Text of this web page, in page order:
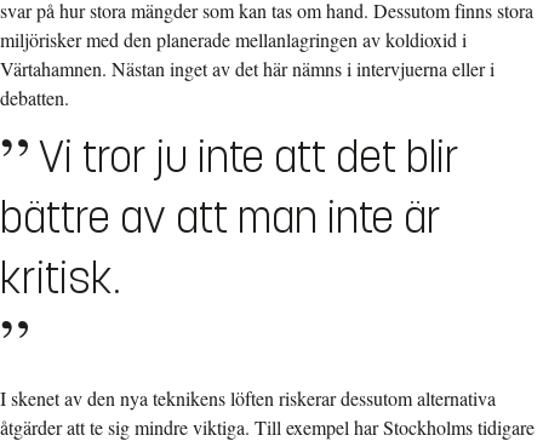
svar på hur stora mängder som kan tas om hand. Dessutom finns stora
miljörisker med den planerade mellanlagringen av koldioxid i
Värtahamnen. Nästan inget av det här nämns i intervjuerna eller i
debatten.
Vi tror ju inte att det blir
bättre av att man inte är
kritisk.
I skenet av den nya teknikens löften riskerar dessutom alternativa
åtgärder att te sig mindre viktiga. Till exempel har Stockholms tidigare